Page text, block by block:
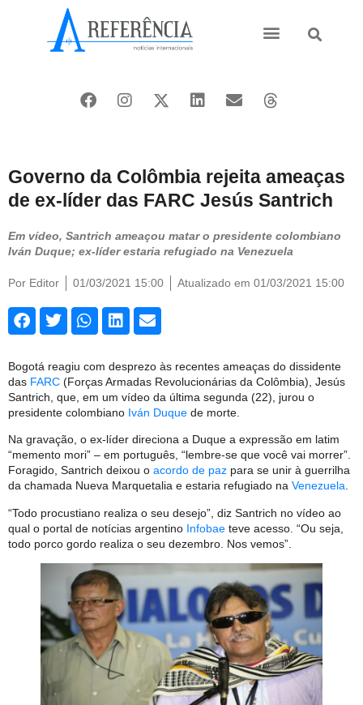
Governo da Colômbia rejeita ameaças
de ex-líder das FARC Jesús Santrich
Em vídeo, Santrich ameaçou matar o presidente colombiano
Iván Duque; ex-líder estaria refugiado na Venezuela
Por Editor 01/03/2021 15:00 Atualizado em 01/03/2021 15:00
Bogotá reagiu com desprezo às recentes ameaças do dissidente
das FARC (Forças Armadas Revolucionárias da Colômbia), Jesús
Santrich, que, em um vídeo da última segunda (22), jurou o
presidente colombiano Iván Duque de morte.
Na gravação, o ex-líder direciona a Duque a expressão em latim
“memento mori” – em português, “lembre-se que você vai morrer”.
Foragido, Santrich deixou o acordo de paz para se unir à guerrilha
da chamada Nueva Marquetalia e estaria refugiado na Venezuela.
“Todo procustiano realiza o seu desejo”, diz Santrich no vídeo ao
qual o portal de notícias argentino Infobae teve acesso. “Ou seja,
todo porco gordo realiza o seu dezembro. Nos vemos”.